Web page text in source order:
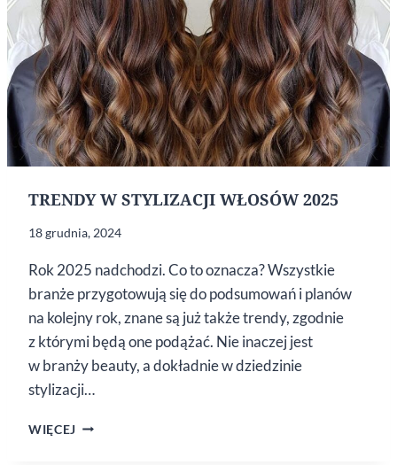
TRENDY W STYLIZACJI WŁOSÓW 2025
18 grudnia, 2024
Rok 2025 nadchodzi. Co to oznacza? Wszystkie
branże przygotowują się do podsumowań i planów
na kolejny rok, znane są już także trendy, zgodnie
z którymi będą one podążać. Nie inaczej jest
w branży beauty, a dokładnie w dziedzinie
stylizacji…
WIĘCEJ TRENDY